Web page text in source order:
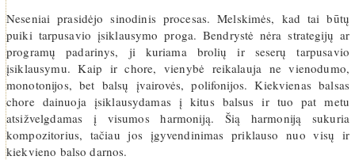
Neseniai prasidėjo sinodinis procesas. Melskimės, kad tai būtų
puiki tarpusavio įsiklausymo proga. Bendrystė nėra strategijų ar
programų padarinys, ji kuriama brolių ir seserų tarpusavio
įsiklausymu. Kaip ir chore, vienybė reikalauja ne vienodumo,
monotonijos, bet balsų įvairovės, polifonijos. Kiekvienas balsas
chore dainuoja įsiklausydamas į kitus balsus ir tuo pat metu
atsižvelgdamas į visumos harmoniją. Šią harmoniją sukuria
kompozitorius, tačiau jos įgyvendinimas priklauso nuo visų ir
kiekvieno balso darnos.